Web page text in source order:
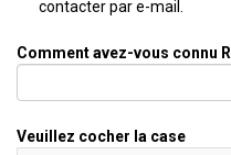
contacter par e-mail.
Comment avez-vous connu
Veuillez cocher la case